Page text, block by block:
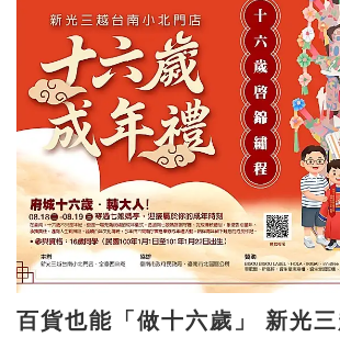
百貨也能「做十六歲」 新光